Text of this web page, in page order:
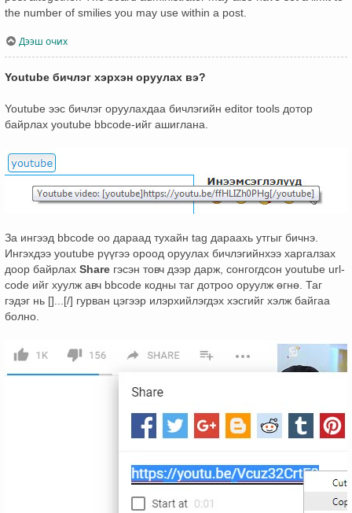
the number of smilies you may use within a post.
Дээш очих
Youtube бичлэг хэрхэн оруулах вэ?
Youtube ээс бичлэг оруулахдаа бичлэгийн editor tools дотор
байрлах youtube bbcode-ийг ашиглана.
За ингээд bbcode оо дараад тухайн tag дараахь утгыг бичнэ.
Ингэхдээ youtube рүүгээ ороод оруулах бичлэгийнхээ харгалзах
доор байрлах Share гэсэн товч дээр дарж, сонгогдсон youtube url-
code ийг хуулж авч bbcode кодны таг дотроо оруулж өгнө. Таг
гэдэг нь []...[/] гурван цэгээр илэрхийлэгдэх хэсгийг хэлж байгаа
болно.